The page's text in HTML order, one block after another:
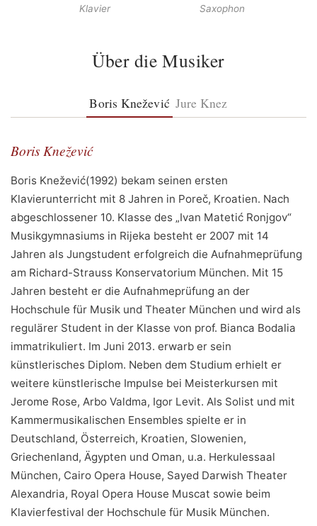
Klavier Saxophon
Über die Musiker
Boris Knežević Jure Knez
Boris Knežević
Boris Knežević(1992) bekam seinen ersten
Klavierunterricht mit 8 Jahren in Poreč, Kroatien. Nach
abgeschlossener 10. Klasse des „Ivan Matetić Ronjgov“
Musikgymnasiums in Rijeka besteht er 2007 mit 14
Jahren als Jungstudent erfolgreich die Aufnahmeprüfung
am Richard-Strauss Konservatorium München. Mit 15
Jahren besteht er die Aufnahmeprüfung an der
Hochschule für Musik und Theater München und wird als
regulärer Student in der Klasse von prof. Bianca Bodalia
immatrikuliert. Im Juni 2013. erwarb er sein
künstlerisches Diplom. Neben dem Studium erhielt er
weitere künstlerische Impulse bei Meisterkursen mit
Jerome Rose, Arbo Valdma, Igor Levit. Als Solist und mit
Kammermusikalischen Ensembles spielte er in
Deutschland, Österreich, Kroatien, Slowenien,
Griechenland, Ägypten und Oman, u.a. Herkulessaal
München, Cairo Opera House, Sayed Darwish Theater
Alexandria, Royal Opera House Muscat sowie beim
Klavierfestival der Hochschule für Musik München.